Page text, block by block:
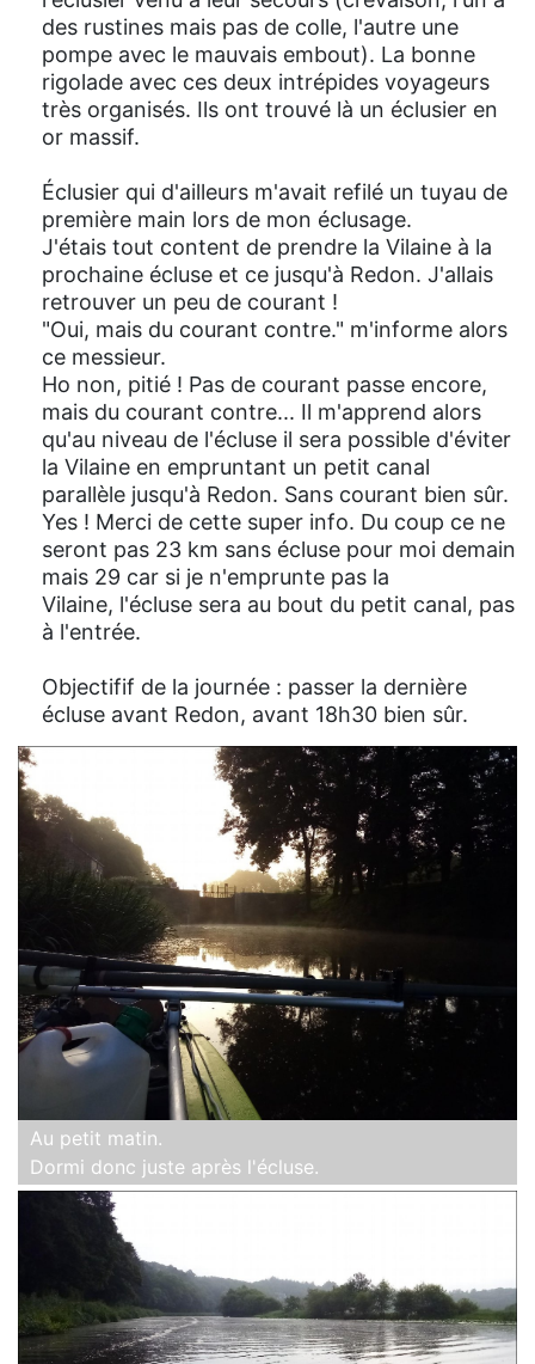
des rustines mais pas de colle, l'autre une
pompe avec le mauvais embout). La bonne
rigolade avec ces deux intrépides voyageurs
très organisés. Ils ont trouvé là un éclusier en
or massif.
Éclusier qui d'ailleurs m'avait refilé un tuyau de
première main lors de mon éclusage.
J'étais tout content de prendre la Vilaine à la
prochaine écluse et ce jusqu'à Redon. J'allais
retrouver un peu de courant !
"Oui, mais du courant contre." m'informe alors
ce messieur.
Ho non, pitié ! Pas de courant passe encore,
mais du courant contre... Il m'apprend alors
qu'au niveau de l'écluse il sera possible d'éviter
la Vilaine en empruntant un petit canal
parallèle jusqu'à Redon. Sans courant bien sûr.
Yes ! Merci de cette super info. Du coup ce ne
seront pas 23 km sans écluse pour moi demain
mais 29 car si je n'emprunte pas la
Vilaine, l'écluse sera au bout du petit canal, pas
à l'entrée.
Objectifif de la journée : passer la dernière
écluse avant Redon, avant 18h30 bien sûr.
Au petit matin.
Dormi donc juste après l'écluse.